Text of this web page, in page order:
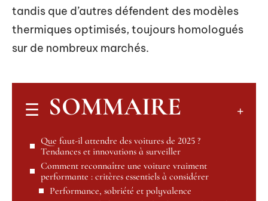
tandis que d’autres défendent des modèles
thermiques optimisés, toujours homologués
sur de nombreux marchés.
SOMMAIRE
Que faut-il attendre des voitures de 2025 ?
Tendances et innovations à surveiller
Comment reconnaître une voiture vraiment
performante : critères essentiels à considérer
Performance, sobriété et polyvalence